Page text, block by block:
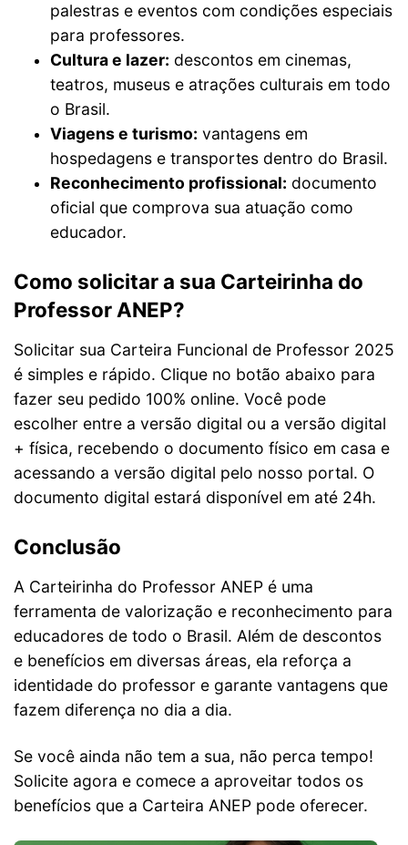
palestras e eventos com condições especiais
para professores.
Cultura e lazer: descontos em cinemas,
teatros, museus e atrações culturais em todo
o Brasil.
Viagens e turismo: vantagens em
hospedagens e transportes dentro do Brasil.
Reconhecimento profissional: documento
oficial que comprova sua atuação como
educador.
Como solicitar a sua Carteirinha do
Professor ANEP?
Solicitar sua Carteira Funcional de Professor 2025
é simples e rápido. Clique no botão abaixo para
fazer seu pedido 100% online. Você pode
escolher entre a versão digital ou a versão digital
+ física, recebendo o documento físico em casa e
acessando a versão digital pelo nosso portal. O
documento digital estará disponível em até 24h.
Conclusão
A Carteirinha do Professor ANEP é uma
ferramenta de valorização e reconhecimento para
educadores de todo o Brasil. Além de descontos
e benefícios em diversas áreas, ela reforça a
identidade do professor e garante vantagens que
fazem diferença no dia a dia.
Se você ainda não tem a sua, não perca tempo!
Solicite agora e comece a aproveitar todos os
benefícios que a Carteira ANEP pode oferecer.